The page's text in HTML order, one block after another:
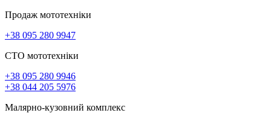
Продаж мототехніки
+38 095 280 9947
СТО мототехніки
+38 095 280 9946
+38 044 205 5976
Малярно-кузовний комплекс